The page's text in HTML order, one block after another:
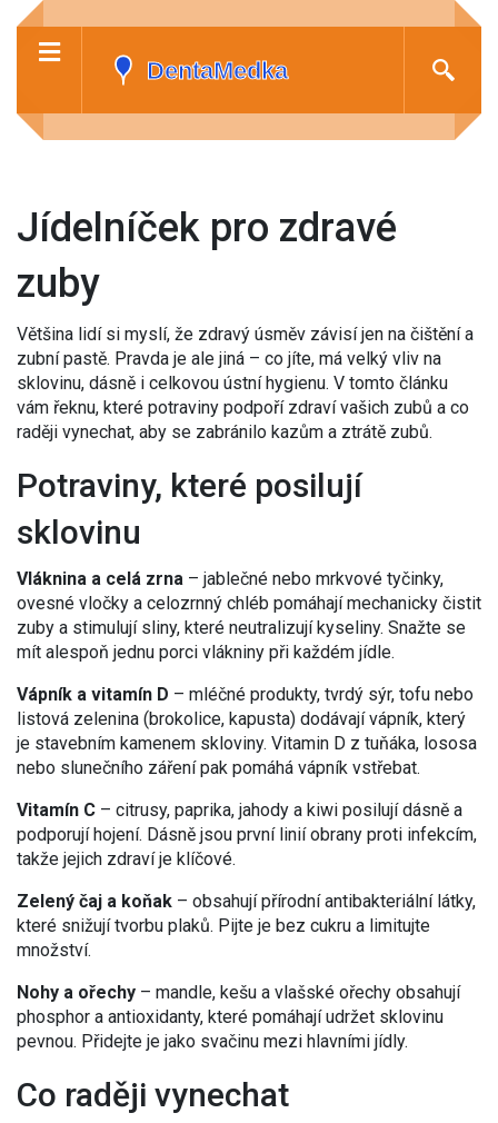
Jídelníček pro zdravé
zuby
Většina lidí si myslí, že zdravý úsměv závisí jen na čištění a
zubní pastě. Pravda je ale jiná – co jíte, má velký vliv na
sklovinu, dásně i celkovou ústní hygienu. V tomto článku
vám řeknu, které potraviny podpoří zdraví vašich zubů a co
raději vynechat, aby se zabránilo kazům a ztrátě zubů.
Potraviny, které posilují
sklovinu
Vláknina a celá zrna – jablečné nebo mrkvové tyčinky,
ovesné vločky a celozrnný chléb pomáhají mechanicky čistit
zuby a stimulují sliny, které neutralizují kyseliny. Snažte se
mít alespoň jednu porci vlákniny při každém jídle.
Vápník a vitamín D – mléčné produkty, tvrdý sýr, tofu nebo
listová zelenina (brokolice, kapusta) dodávají vápník, který
je stavebním kamenem skloviny. Vitamin D z tuňáka, lososa
nebo slunečního záření pak pomáhá vápník vstřebat.
Vitamín C – citrusy, paprika, jahody a kiwi posilují dásně a
podporují hojení. Dásně jsou první linií obrany proti infekcím,
takže jejich zdraví je klíčové.
Zelený čaj a koňak – obsahují přírodní antibakteriální látky,
které snižují tvorbu plaků. Pijte je bez cukru a limitujte
množství.
Nohy a ořechy – mandle, kešu a vlašské ořechy obsahují
phosphor a antioxidanty, které pomáhají udržet sklovinu
pevnou. Přidejte je jako svačinu mezi hlavními jídly.
Co raději vynechat